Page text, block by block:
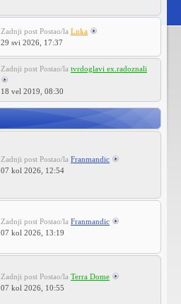
Zadnji post Postao/la Luka
29 svi 2026, 17:37
Zadnji post Postao/la tvrdoglavi ex.radoznali
18 vel 2019, 08:30
Zadnji post Postao/la Franmandic
07 kol 2026, 12:54
Zadnji post Postao/la Franmandic
07 kol 2026, 13:19
Zadnji post Postao/la Terra Dome
07 kol 2026, 10:55